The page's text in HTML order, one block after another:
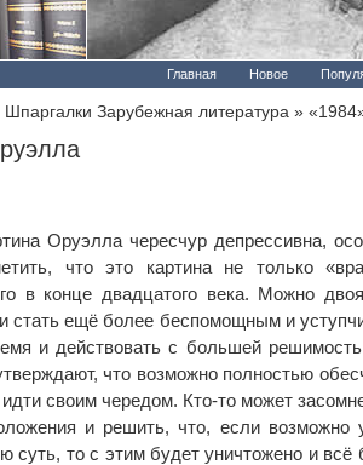
Главная Новое
Шпаргалки Зарубежная литература »
Оруэлла чересчур депрессивна,
что это картина не только
в конце двадцатого века. Можно
стать ещё более беспомощным и
и действовать с большей
что возможно полностью
своим чередом. Кто-то может
и решить, что, если возможно
суть, то с этим будет уничтожено и